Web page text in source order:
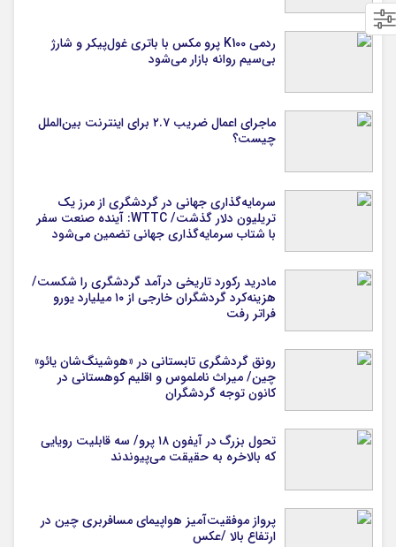
ردمی K100 پرو مکس با باتری غول‌پیکر و شارژ
بی‌سیم روانه بازار می‌شود
ماجرای اعمال ضریب ۲.۷ برای اینترنت بین‌الملل
چیست؟
سرمایه‌گذاری جهانی در گردشگری از مرز یک
تریلیون دلار گذشت/ WTTC: آینده صنعت سفر
با شتاب سرمایه‌گذاری جهانی تضمین می‌شود
مادرید رکورد تاریخی درآمد گردشگری را شکست/
هزینه‌کرد گردشگران خارجی از ۱۰ میلیارد یورو
فراتر رفت
رونق گردشگری تابستانی در «هوشینگ‌شان یائو»
چین/ میراث ناملموس و اقلیم کوهستانی در
کانون توجه گردشگران
تحول بزرگ در آیفون ۱۸ پرو/ سه قابلیت رویایی
که بالاخره به حقیقت می‌پیوندند
پرواز موفقیت‌آمیز هواپیمای مسافربری چین در
ارتفاع بالا /عکس